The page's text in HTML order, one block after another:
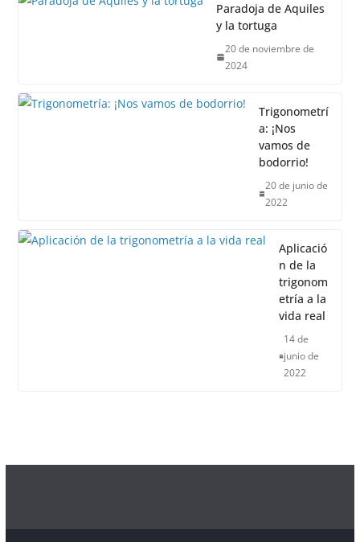
Paradoja de Aquiles
y la tortuga
20 de noviembre de
2024
Trigonometrí
a: ¡Nos
vamos de
bodorrio!
20 de junio de
2022
Aplicació
n de la
trigonom
etría a la
vida real
14 de
junio de
2022